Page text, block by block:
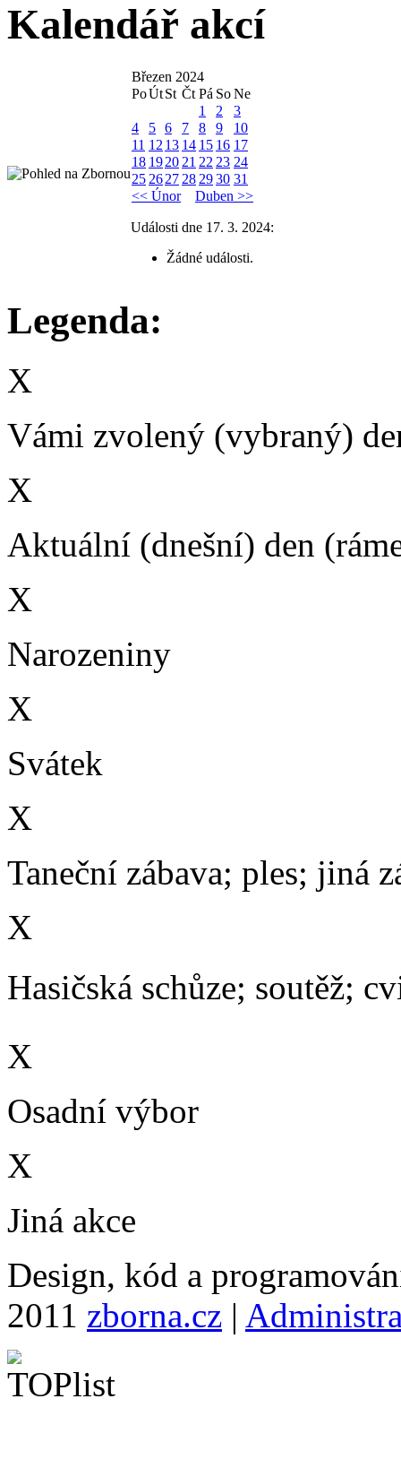
Kalendář akcí
Březen 2024
PoÚtSt Čt Pá SoNe
1
2
3
4
5 6 7 8 9
10
11 12 13 14 15 16 17
18 1920 21 22 23 24
25 2627 28 2930 31
<< Únor
Duben >>
Události dne 17. 3. 2024:
Žádné události.
Legenda:
X
Vámi zvolený (vybraný)
X
Aktuální (dnešní) den
X
Narozeniny
X
Svátek
X
Taneční zábava; ples; jiná
X
Hasičská schůze; soutěž;
X
Osadní výbor
X
Jiná akce
Design, kód a
2011 zborna.cz |